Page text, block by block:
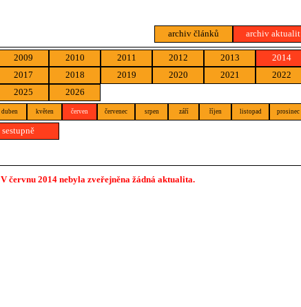
archiv článků archiv aktualit
2009 2010 2011 2012 2013
2014
2017 2018 2019 2020 2021
2022
2025 2026
duben květen červen červenec srpen září říjen listopad prosinec
sestupně
V červnu 2014 nebyla zveřejněna žádná aktualita.